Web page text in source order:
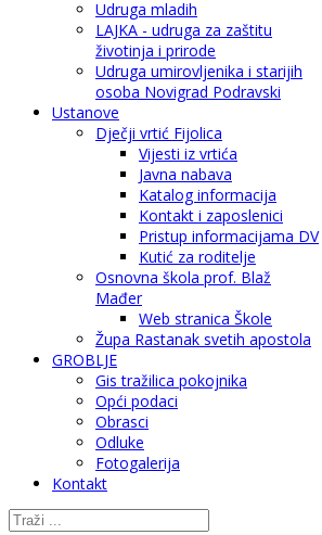
Udruga mladih
LAJKA - udruga za zaštitu
životinja i prirode
Udruga umirovljenika i starijih
osoba Novigrad Podravski
Ustanove
Dječji vrtić Fijolica
Vijesti iz vrtića
Javna nabava
Katalog informacija
Kontakt i zaposlenici
Pristup informacijama DV
Kutić za roditelje
Osnovna škola prof. Blaž
Mađer
Web stranica Škole
Župa Rastanak svetih apostola
GROBLJE
Gis tražilica pokojnika
Opći podaci
Obrasci
Odluke
Fotogalerija
Kontakt